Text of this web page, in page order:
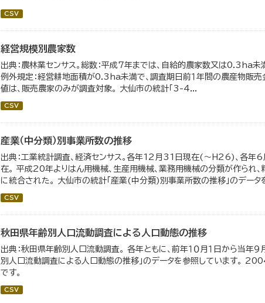
CSV
経営規模別農家数
出典：農林業センサス。総数：平成7年までは、自給的農家数又は0.3ha
例外規定：経営耕地面積が0.3ha未満で、調査期日前１年間の農産物販
値は、販売農家のみが調査対象。 大仙市の統計「3-4...
CSV
産業（中分類）別事業所数の推移
出典：工業統計調査、経済センサス。各年12月31日現在(～H26)、各年
在。 平成20年よりはん用機械、生産用機械、業務用機械の分類が作られ、
に統合された。 大仙市の統計「産業(中分類)別事業所数の推移」のデータ
CSV
秋田県年齢別人口流動調査による人口動態の推移
出典：秋田県年齢別人口流動調査。 各年ともに、前年１０月１日から当年
別人口流動調査による人口動態の推移」のデータを参照しています。
です。
CSV